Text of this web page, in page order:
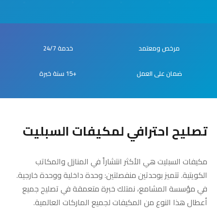
مرخص ومعتمد خدمة 24/7
ضمان على العمل +15 سنة خبرة
تصليح احترافي لمكيفات السبليت
مكيفات السبليت هي الأكثر انتشاراً في المنازل والمكاتب
الكويتية. تتميز بوحدتين منفصلتين: وحدة داخلية ووحدة خارجية.
في مؤسسة المشامع، نمتلك خبرة متعمقة في تصليح جميع
أعطال هذا النوع من المكيفات لجميع الماركات العالمية.